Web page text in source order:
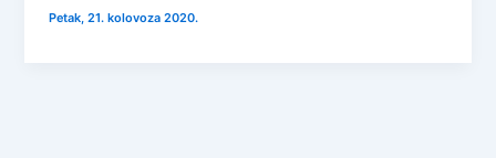
Petak, 21. kolovoza 2020.